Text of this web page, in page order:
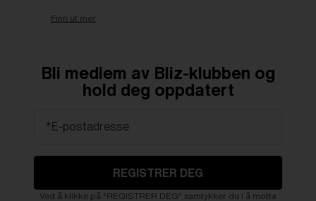
Finn ut mer
Bli medlem av Bliz-klubben og
hold deg oppdatert
*E-postadresse
REGISTRER DEG
Ved å klikke på "REGISTRER DEG" samtykker du i å motta